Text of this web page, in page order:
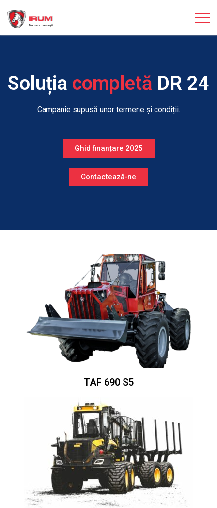
Soluția completă DR 24
Campanie supusă unor termene și condiții.
Ghid finanțare 2025
Contactează-ne
TAF 690 S5